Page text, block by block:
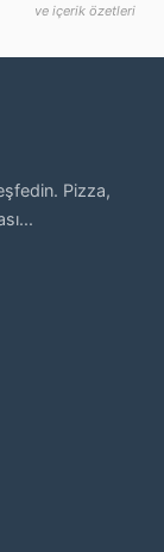
ve içerik özetleri
Pizza,